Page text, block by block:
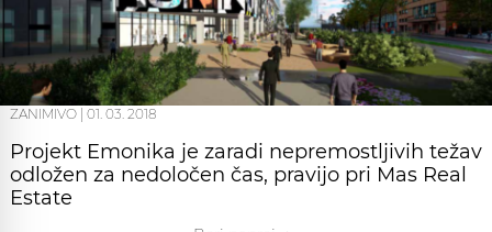
ZANIMIVO 01. 03. 2018
Projekt Emonika je zaradi nepremostljivih težav
odložen za nedoločen čas, pravijo pri Mas Real
Estate